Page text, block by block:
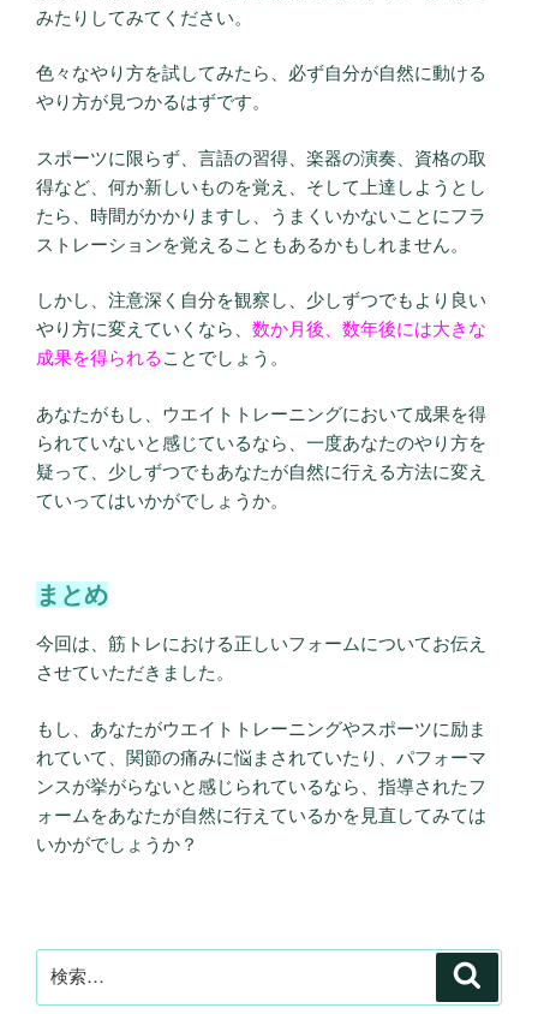
みたりしてみてください。
色々なやり方を試してみたら、必ず自分が自然に動ける
やり方が見つかるはずです。
スポーツに限らず、言語の習得、楽器の演奏、資格の取
得など、何か新しいものを覚え、そして上達しようとし
たら、時間がかかりますし、うまくいかないことにフラ
ストレーションを覚えることもあるかもしれません。
しかし、注意深く自分を観察し、少しずつでもより良い
やり方に変えていくなら、 数か月後、数年後には大きな
成果を得られる ことでしょう。
あなたがもし、ウエイトトレーニングにおいて成果を得
られていないと感じているなら、一度あなたのやり方を
疑って、少しずつでもあなたが自然に行える方法に変え
ていってはいかがでしょうか。
まとめ
今回は、筋トレにおける正しいフォームについてお伝え
させていただきました。
もし、あなたがウエイトトレーニングやスポーツに励ま
れていて、関節の痛みに悩まされていたり、パフォーマ
ンスが挙がらないと感じられているなら、指導されたフ
ォームをあなたが自然に行えているかを見直してみては
いかがでしょうか？
索: